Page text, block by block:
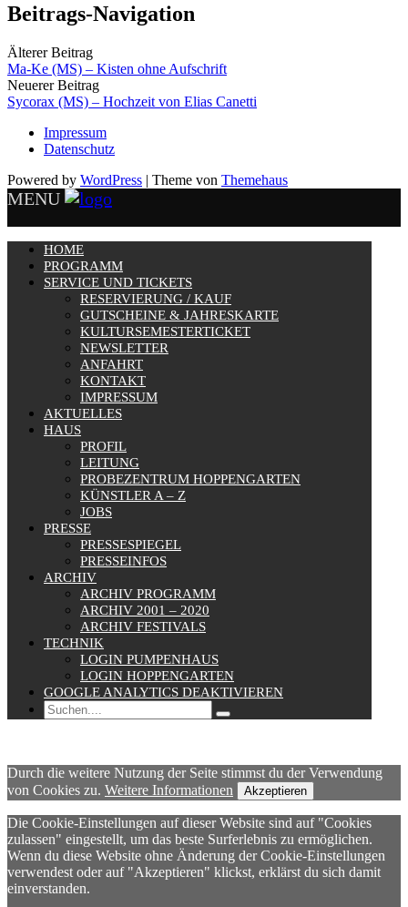
Beitrags-Navigation
Älterer Beitrag
Ma-Ke (MS) – Kisten ohne Aufschrift
Neuerer Beitrag
Sycorax (MS) – Hochzeit von Elias Canetti
Impressum
Datenschutz
Powered by WordPress | Theme von Themehaus
MENU
HOME
PROGRAMM
SERVICE UND TICKETS
RESERVIERUNG / KAUF
GUTSCHEINE & JAHRESKARTE
KULTURSEMESTERTICKET
NEWSLETTER
ANFAHRT
KONTAKT
IMPRESSUM
AKTUELLES
HAUS
PROFIL
LEITUNG
PROBEZENTRUM HOPPENGARTEN
KÜNSTLER A – Z
JOBS
PRESSE
PRESSESPIEGEL
PRESSEINFOS
ARCHIV
ARCHIV PROGRAMM
ARCHIV 2001 – 2020
ARCHIV FESTIVALS
TECHNIK
LOGIN PUMPENHAUS
LOGIN HOPPENGARTEN
GOOGLE ANALYTICS DEAKTIVIEREN
Durch die weitere Nutzung der Seite stimmst du der Verwendung
von Cookies zu. Weitere Informationen Akzeptieren
Die Cookie-Einstellungen auf dieser Website sind auf "Cookies
zulassen" eingestellt, um das beste Surferlebnis zu ermöglichen.
Wenn du diese Website ohne Änderung der Cookie-Einstellungen
verwendest oder auf "Akzeptieren" klickst, erklärst du sich damit
einverstanden.